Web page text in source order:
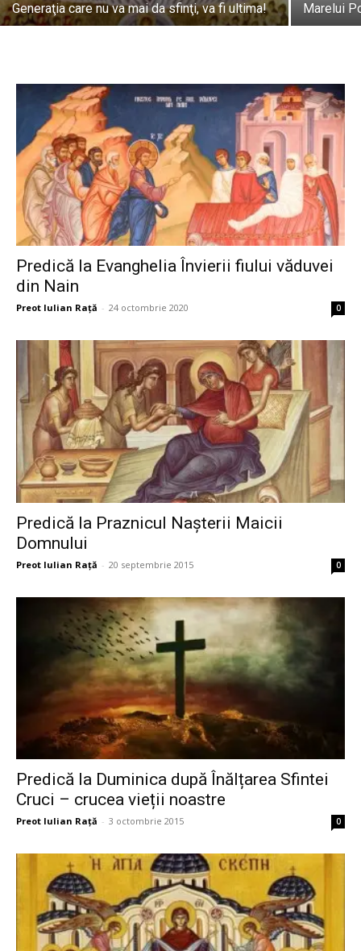
Generaţia care nu va mai da sfinţi, va fi ultima!
Marelui
Predică la Evanghelia Învierii fiului văduvei
din Nain
Preot Iulian Raţă - 24 octombrie 2020 0
Predică la Praznicul Naşterii Maicii
Domnului
Preot Iulian Raţă - 20 septembrie 2015 0
Predică la Duminica după Înălțarea Sfintei
Cruci – crucea vieții noastre
Preot Iulian Raţă - 3 octombrie 2015 0